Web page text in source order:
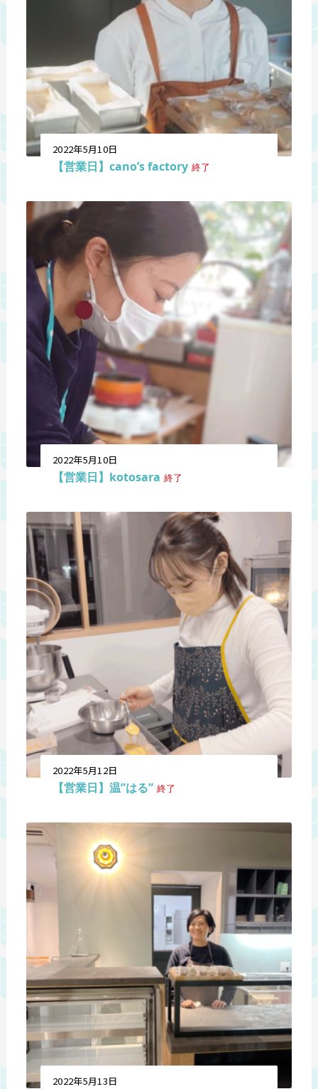
2022年5月10日
【営業日】cano’s factory 終了
2022年5月10日
【営業日】kotosara 終了
2022年5月12日
【営業日】温”はる” 終了
2022年5月13日